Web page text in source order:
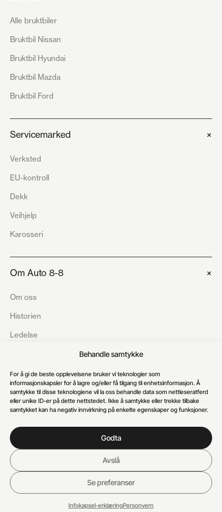
Behandle samtykke
For å gi de beste opplevelsene bruker vi teknologier som
informasjonskapsler for å lagre og/eller få tilgang til enhetsinformasjon. Å
samtykke til disse teknologiene vil la oss behandle data som nettleseratferd
eller unike ID-er på dette nettstedet. Ikke å samtykke eller trekke tilbake
samtykket kan ha negativ innvirkning på enkelte egenskaper og funksjoner.
Godta
Avslå
Se preferanser
Infokapsel-erklæringPersonvern
Alle bruktbiler
Bruktbil Nissan
Bruktbil Hyundai
Bruktbil Mazda
Bruktbil Ford
Servicemarked +
Verksted
EU-kontroll
Dekk
Veihjelp
Karosseri
Om Auto 8-8 +
Om oss
Historien
Ledelse
Åpenhetsloven
Karriere
Kundesenter
Personvern Informasjonskapsler© 2026 Auto 8-8 AS